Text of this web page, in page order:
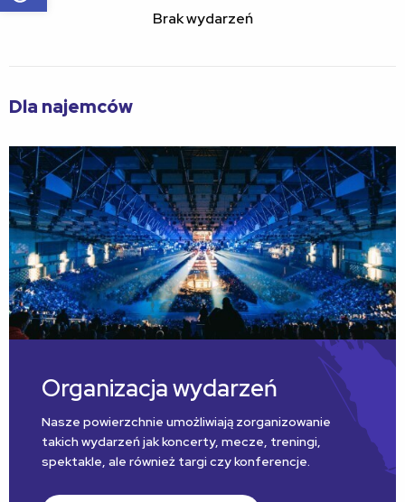
Brak wydarzeń
Dla najemców
Organizacja wydarzeń
Nasze powierzchnie umożliwiają zorganizowanie
takich wydarzeń jak koncerty, mecze, treningi,
spektakle, ale również targi czy konferencje.